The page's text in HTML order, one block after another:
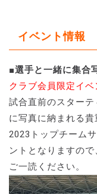
イベント情報
■選手と一緒に集合
クラブ会員限定イベ
試合直前のスター
に写真に納まれる貴
2023トップチーム
ントとなりますの
ご一読ください。